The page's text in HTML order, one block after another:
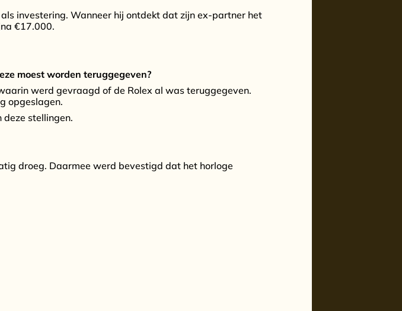
investering. Wanneer hij ontdekt dat zijn ex-partner het
€17.000.
moest worden teruggegeven?
werd gevraagd of de Rolex al was teruggegeven.
opgeslagen.
stellingen.
droeg. Daarmee werd bevestigd dat het horloge